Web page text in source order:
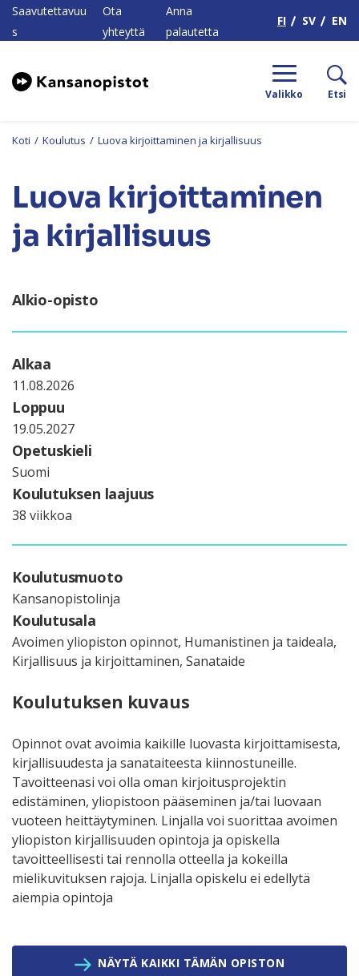
Saavutettavuu
s
Ota
yhteyttä
Anna
palautetta
FI SV EN
Valikko Etsi
Koti / Koulutus / Luova kirjoittaminen ja kirjallisuus
Luova kirjoittaminen
ja kirjallisuus
Alkio-opisto
Alkaa
11.08.2026
Loppuu
19.05.2027
Opetuskieli
Suomi
Koulutuksen laajuus
38 viikkoa
Koulutusmuoto
Kansanopistolinja
Koulutusala
Avoimen yliopiston opinnot, Humanistinen ja taideala,
Kirjallisuus ja kirjoittaminen, Sanataide
Koulutuksen kuvaus
Opinnot ovat avoimia kaikille luovasta kirjoittamisesta,
kirjallisuudesta ja sanataiteesta kiinnostuneille.
Tavoitteenasi voi olla oman kirjoitusprojektin
edistäminen, yliopistoon pääseminen ja/tai luovaan
vuoteen heittäytyminen. Linjalla voi suorittaa avoimen
yliopiston kirjallisuuden opintoja ja opiskella
tavoitteellisesti tai rennolla otteella ja kokeilla
mielikuvituksen rajoja. Linjalla opiskelu ei edellytä
aiempia opintoja
NÄYTÄ KAIKKI TÄMÄN OPISTON